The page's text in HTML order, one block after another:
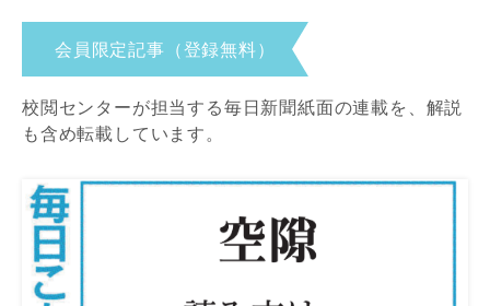
会員限定記事（登録無料）
校閲センターが担当する毎日新聞紙面の連載を、解説
も含め転載しています。